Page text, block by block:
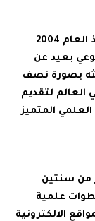
حيث تقوم الوحدة بحيث إعداد هذا الترتيب منذ العام 2004
موضوعي بعيد عن
بصورة نصف
العالم لتقديم
المتميز
من سنتين
علمية
الالكترونية